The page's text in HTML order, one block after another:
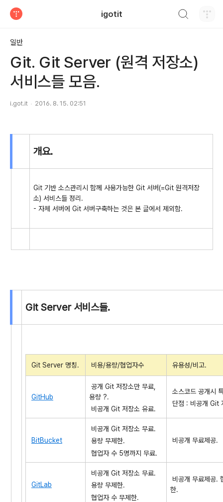
igotit
일반
Git. Git Server (원격 저장소)
서비스들 모음.
i.got.it 2016. 8. 15. 02:51
개요.
Git 기반 소스관리시 함께 사용가능한 Git 서버(=Git 원격저장
소) 서비스들 정리.
- 자체 서버에 Git 서버구축하는 것은 본 글에서 제외함.
Git Server 서비스들.
Git Server 명칭. 비용/용량/협업자수 유용성/비고.
GitHub
공개 Git 저장소만 무료,
용량 ?.
비공개 Git 저장소 유료.
소스코드 공개시
단점 : 비공개 Git
BitBucket
비공개 Git 저장소 무료.
용량 무제한.
협업자 수 5명까지 무료.
비공개 무료제공.
GitLab
비공개 Git 저장소 무료.
용량 무제한.
협업자 수 무제한.
비공개 무료제공.
한.